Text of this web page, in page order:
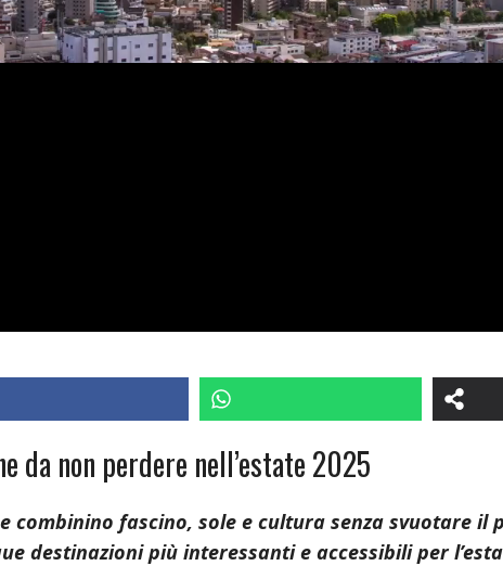
da non perdere nell’estate 2025
combinino fascino, sole e cultura senza svuotare il
destinazioni più interessanti e accessibili per